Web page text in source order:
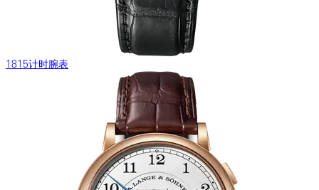
1815计时腕表